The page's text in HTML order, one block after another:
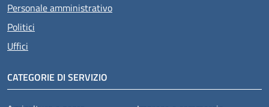
Personale amministrativo
Politici
Uffici
CATEGORIE DI SERVIZIO